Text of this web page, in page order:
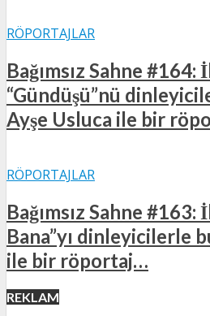
RÖPORTAJLAR
Bağımsız Sahne
“Gündüşü”nü
Ayşe Usluca ile bir
RÖPORTAJLAR
Bağımsız Sahne
Bana”yı dinleyicilerle
ile bir röportaj…
REKLAM